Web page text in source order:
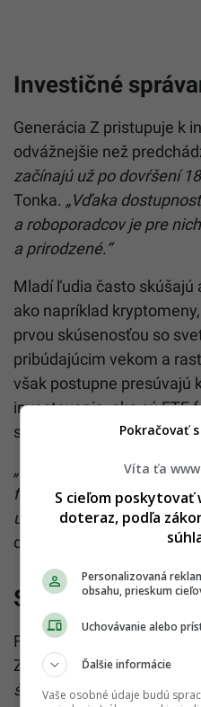
Investičné
Generácia Z pristupuje k
odvážnejšie než
začínajú už po dovŕšení 18
Tonka. „Vďaka
a roboporadcov je pre
a prirodzené.“
Mladí ľudia často skúšajú
ako napríklad
prvou skúsenosťou so
pribúdajúcim vekom a
však postupne presúvajú
investovania, ako sú ETF
spoločností.
„Informácie čerpajú
finančný obsah na
už neobracajú na banky
dodáva expert.
Stav finančnej
Finančná gramotnosť
Z sa síce zlepšuje, no
školách sa o peniazoch
Víta ťa
S cieľom
doteraz, podľa
Personalizovaná
obsahu, prieskum
Uchovávanie alebo
Ďalšie informácie
Vaše osobné údaje budú
Pokračovať